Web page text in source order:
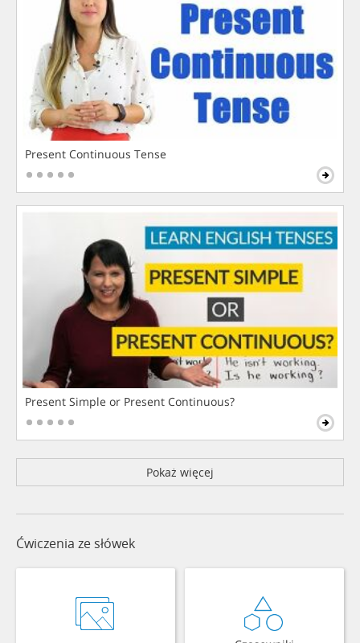
Present Continuous Tense
Present Simple or Present Continuous?
Pokaż więcej
Ćwiczenia ze słówek